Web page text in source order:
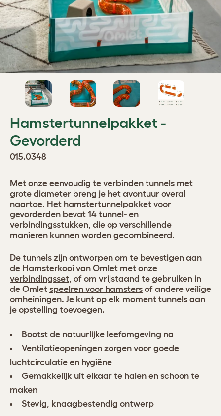
Hamstertunnelpakket -
Gevorderd
015.0348
Met onze eenvoudig te verbinden tunnels met
grote diameter breng je het avontuur overal
naartoe. Het hamstertunnelpakket voor
gevorderden bevat 14 tunnel- en
verbindingsstukken, die op verschillende
manieren kunnen worden gecombineerd.
De tunnels zijn ontworpen om te bevestigen aan
de Hamsterkooi van Omlet met onze
verbindingsset, of om vrijstaand te gebruiken in
de Omlet speelren voor hamsters of andere veilige
omheiningen. Je kunt op elk moment tunnels aan
je opstelling toevoegen.
Bootst de natuurlijke leefomgeving na
Ventilatieopeningen zorgen voor goede
luchtcirculatie en hygiëne
Gemakkelijk uit elkaar te halen en schoon te
maken
Stevig, knaagbestendig ontwerp